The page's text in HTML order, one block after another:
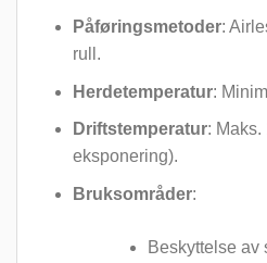
Påføringsmetoder:
rull.
Herdetemperatur:
Driftstemperatur: Maks.
eksponering).
Bruksområder:
Beskyttelse av